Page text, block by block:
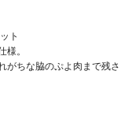
ト
様。
がちな脇のぷよ肉まで残さ